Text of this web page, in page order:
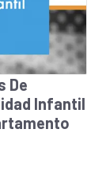
De
Infantil